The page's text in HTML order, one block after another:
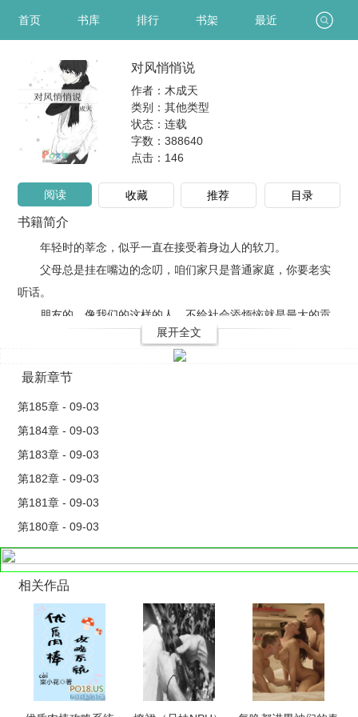
首页 书库 排行 书架 最近
对风悄悄说
作者：木成天
类别：其他类型
状态：连载
字数：388640
点击： 146
阅读 收藏 推荐 目录
书籍简介
年轻时的莘念，似乎一直在接受着身边人的软刀。
父母总是挂在嘴边的念叨，咱们家只是普通家庭，你要老实
听话。
朋友的，像我们的这样的人，不给社会添烦恼就是最大的贡
展开全文
最新章节
第185章 - 09-03
第184章 - 09-03
第183章 - 09-03
第182章 - 09-03
第181章 - 09-03
第180章 - 09-03
相关作品